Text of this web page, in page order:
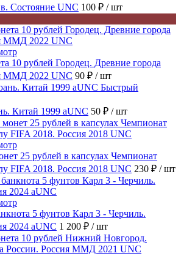
Состояние UNC 100 ₽ / шт
10 рублей Городец. Древние города
ММД 2022 UNC 90 ₽ / шт
Быстрый
Китай 1999 aUNC 50 ₽ / шт
25 рублей в капсулах Чемпионат
FIFA 2018. Россия 2018 UNC 230 ₽ / шт
5 фунтов Карл 3 - Черчиль.
2024 aUNC 1 200 ₽ / шт